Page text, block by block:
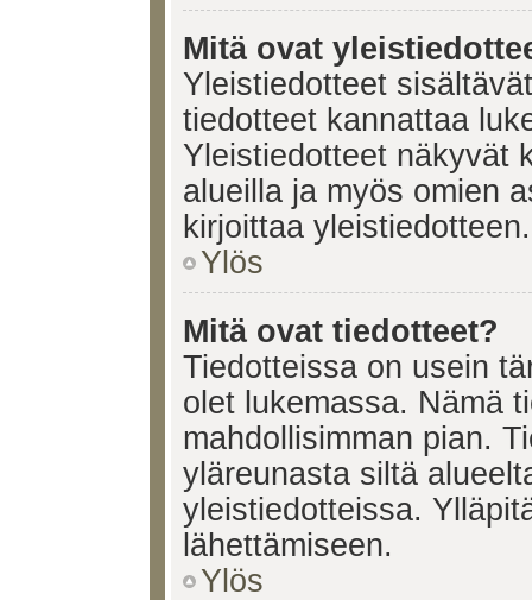
Mitä ovat
Yleistiedotteet
tiedotteet kannattaa
Yleistiedotteet näkyvät
alueilla ja myös omien
kirjoittaa
Ylös
Mitä ovat tiedotteet?
Tiedotteissa on usein
olet lukemassa. Nämä
mahdollisimman pian.
yläreunasta siltä
yleistiedotteissa.
lähettämiseen.
Ylös